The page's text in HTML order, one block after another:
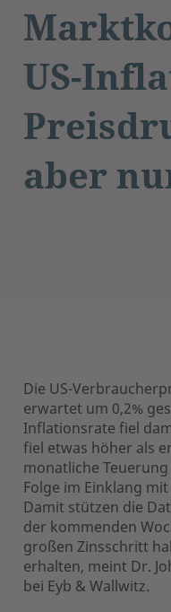
US-
aber
Die US-
erwartet um 0,2%
Inflationsrate fiel
fiel etwas höher als
monatliche
Folge im Einklang
Damit stützen die
der kommenden
großen Zinsschritt
erhalten, meint Dr.
bei Eyb & Wallwitz.